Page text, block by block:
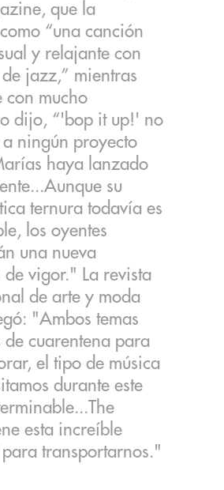
que la
“una canción
y relajante con
jazz,” mientras
con mucho
dijo, “'bop it up!' no
a ningún proyecto
haya lanzado
su
ternura todavía es
los oyentes
una nueva
de vigor." La revista
de arte y moda
"Ambos temas
de cuarentena para
el tipo de música
durante este
esta increíble
transportarnos."